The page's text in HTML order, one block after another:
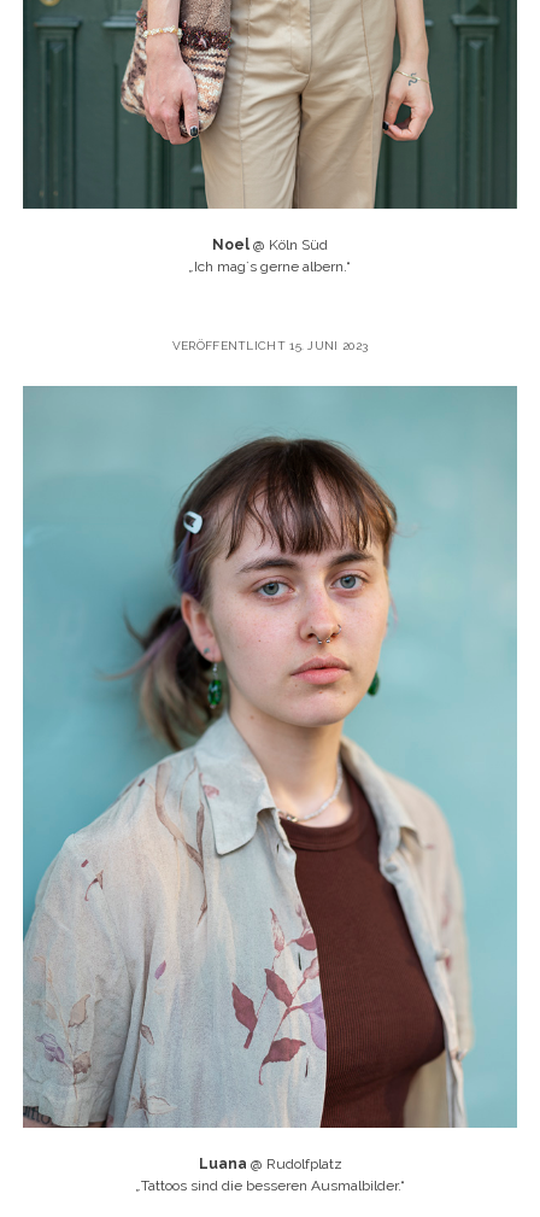
Noel @ Köln Süd
Ich mag`s gerne albern.“
VERÖFFENTLICHT 15. JUNI 2023
Luana @ Rudolfplatz
Tattoos sind die besseren Ausmalbilder.“